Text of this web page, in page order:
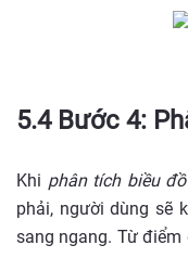
5.4 Bước 4:
Khi phân tích biều
phải, người dùng sẽ
sang ngang. Từ